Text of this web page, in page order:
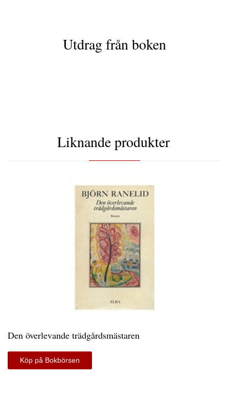
Utdrag från boken
Liknande produkter
Den överlevande trädgårdsmästaren
Köp på Bokbörsen